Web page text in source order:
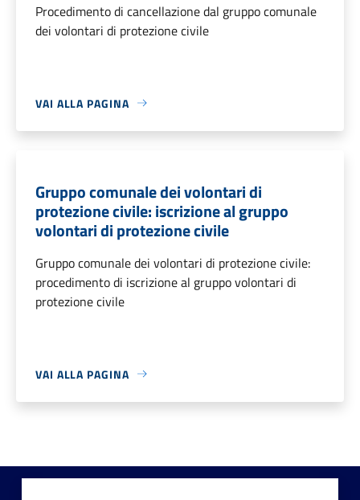
Procedimento di cancellazione dal gruppo comunale
dei volontari di protezione civile
VAI ALLA PAGINA
Gruppo comunale dei volontari di
protezione civile: iscrizione al gruppo
volontari di protezione civile
Gruppo comunale dei volontari di protezione civile:
procedimento di iscrizione al gruppo volontari di
protezione civile
VAI ALLA PAGINA